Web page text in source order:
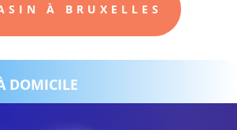
À BRUXELLES
DOMICILE